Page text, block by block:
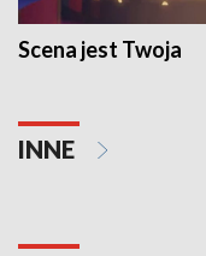
Scena jest Twoja
INNE